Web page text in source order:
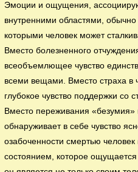
Эмоции и ощущения,
внутренними областями,
которыми человек может
Вместо болезненного
всеобъемлющее чувство
всеми вещами. Вместо страха в
глубокое чувство поддержки со
Вместо переживания
обнаруживает в себе чувство
озабоченности смертью
состоянием, которое